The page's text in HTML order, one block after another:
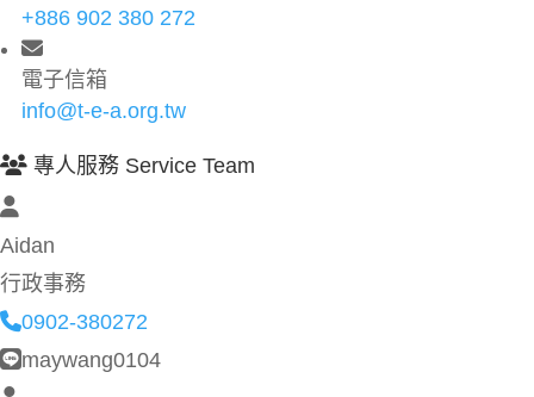
+886 902 380 272
電子信箱
info@t-e-a.org.tw
專人服務 Service Team
Aidan
行政事務
0902-380272
maywang0104